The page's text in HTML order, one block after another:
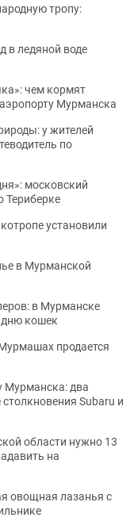
тропу:
в ледяной воде
чем кормят
Мурманска
у жителей
по
московский
Териберке
установили
в Мурманской
в Мурманске
кошек
продается
Мурманска: два
Subaru и
области нужно 13
на
овощная лазанья с